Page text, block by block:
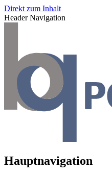
Direkt zum Inhalt
Header Navigation
Hauptnavigation